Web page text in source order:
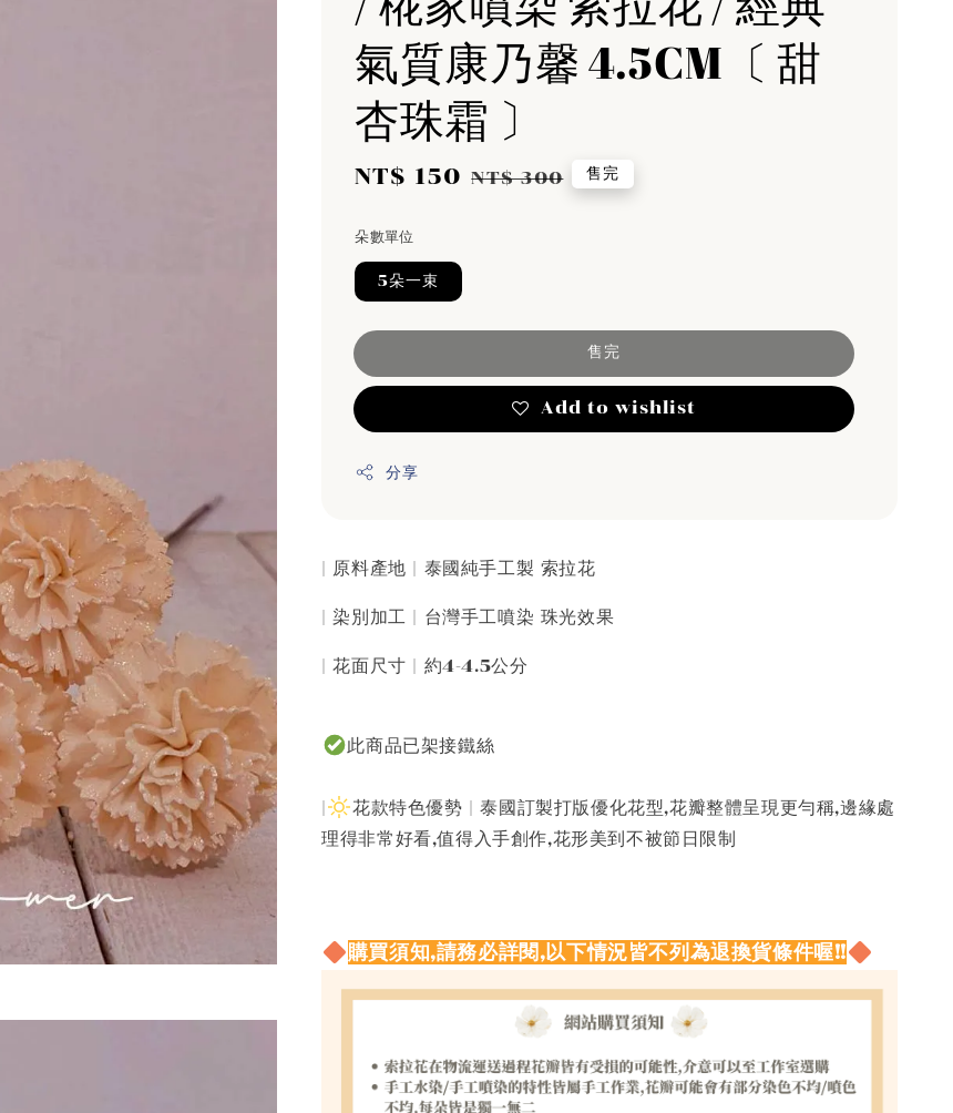
氣質康乃馨 4.5CM〔 甜
杏珠霜 〕
Sale
NT$ 150 Regular
NT$ 300 售完
朵數單位
5朵一束
售完
Add to wishlist
分享
| 原料產地 | 泰國純手工製 索拉花
| 染別加工 | 台灣手工噴染 珠光效果
| 花面尺寸 | 約4-4.5公分
此商品已架接鐵絲
|
花款特色優勢 | 泰國訂製打版優化花型,花瓣整體呈現更勻稱,邊緣處
理得非常好看,值得入手創作,花形美到不被節日限制
購買須知,請務必詳閱,以下情況皆不列為退換貨條件喔!!